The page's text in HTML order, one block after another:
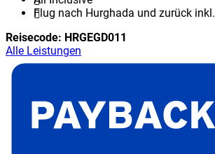
Flug nach Hurghada und zurück
Reisecode: HRGEGD011
Alle Leistungen